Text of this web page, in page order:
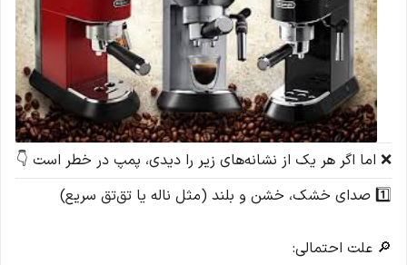
❌ اما اگر هر یک از نشانه‌های زیر را دیدی، پمپ در خطر است 👇
1️⃣ صدای خشک، خشن و بلند (مثل ناله یا تق‌تق سریع)
🔎 علت احتمالی: